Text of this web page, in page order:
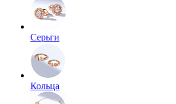
Серьги
Кольца